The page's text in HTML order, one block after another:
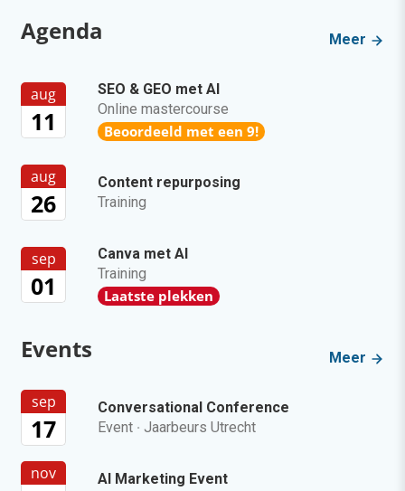
Agenda Meer
aug
11
SEO & GEO met AI
Online mastercourse
Beoordeeld met een 9!
aug
26
Content repurposing
Training
sep
01
Canva met AI
Training
Laatste plekken
Events Meer
sep
17
Conversational Conference
Event · Jaarbeurs Utrecht
nov
AI Marketing Event